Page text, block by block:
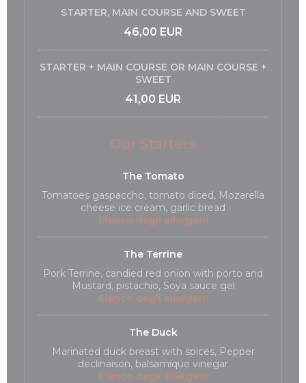
STARTER, MAIN COURSE AND SWEET
46,00 EUR
STARTER + MAIN COURSE OR MAIN COURSE +
SWEET
41,00 EUR
Our Starters
The Tomato
Tomatoes gaspaccho, tomato diced, Mozarella
cheese ice cream, garlic bread
Elenco degli allergeni
The Terrine
Pork Terrine, candied red onion with porto and
Mustard, pistachio, Soya sauce gel
Elenco degli allergeni
The Duck
Marinated duck breast with spices, Pepper
declinaison, balsamique vinegar
Elenco degli allergeni